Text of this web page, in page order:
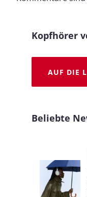
Kopfhörer
AUF DIE
Beliebte